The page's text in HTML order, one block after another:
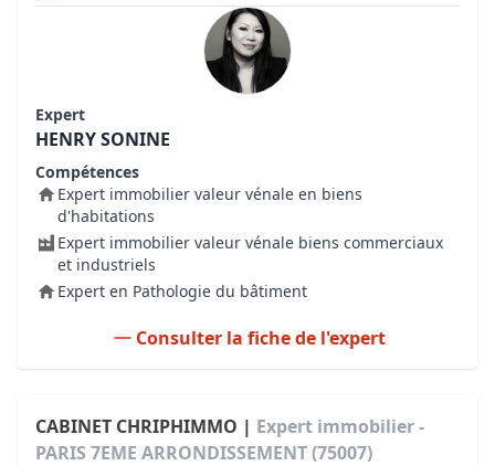
Expert
HENRY SONINE
Compétences
Expert immobilier valeur vénale en biens
d'habitations
Expert immobilier valeur vénale biens commerciaux
et industriels
Expert en Pathologie du bâtiment
Consulter la fiche de l'expert
CABINET CHRIPHIMMO | Expert immobilier -
PARIS 7EME ARRONDISSEMENT (75007)